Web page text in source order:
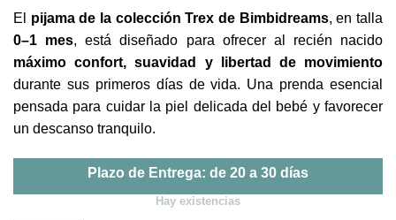
El pijama de la colección Trex de Bimbidreams, en talla
0–1 mes, está diseñado para ofrecer al recién nacido
máximo confort, suavidad y libertad de movimiento
durante sus primeros días de vida. Una prenda esencial
pensada para cuidar la piel delicada del bebé y favorecer
un descanso tranquilo.
Plazo de Entrega: de 20 a 30 días
Hay existencias